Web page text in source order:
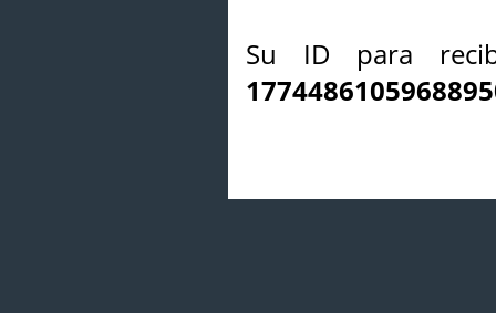
Su ID para